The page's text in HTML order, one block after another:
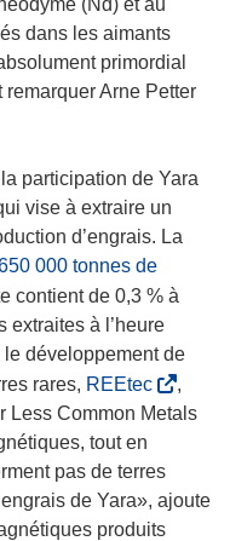
dans les aimants
primordial
Arne Petter
participation de Yara
vise à extraire un
d’engrais. La
000 tonnes de
contient de 0,3 % à
extraites à l’heure
développement de
rares, REEtec(
s
o
u
v
,
Less Common Metals
tout en
pas de terres
de Yara», ajoute
produits